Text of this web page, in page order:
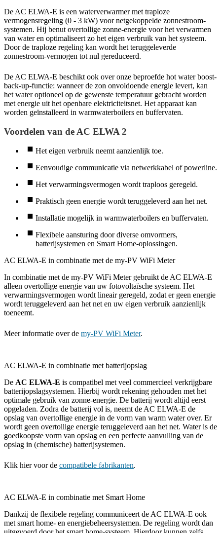
De AC ELWA-E is een waterverwarmer met traploze
vermogensregeling (0 - 3 kW) voor netgekoppelde zonnestroom-
systemen. Hij benut overtollige zonne-energie voor het verwarmen
van water en optimaliseert zo het eigen verbruik van het systeem.
Door de traploze regeling kan wordt het teruggeleverde
zonnestroom-vermogen tot nul gereduceerd.
De AC ELWA-E beschikt ook over onze beproefde hot water boost-
back-up-functie: wanneer de zon onvoldoende energie levert, kan
het water optioneel op de gewenste temperatuur gebracht worden
met energie uit het openbare elektriciteitsnet. Het apparaat kan
worden geïnstalleerd in warmwaterboilers en buffervaten.
Voordelen van de AC ELWA 2
Het eigen verbruik neemt aanzienlijk toe.
Eenvoudige communicatie via netwerkkabel of powerline.
Het verwarmingsvermogen wordt traploos geregeld.
Praktisch geen energie wordt teruggeleverd aan het net.
Installatie mogelijk in warmwaterboilers en buffervaten.
Flexibele aansturing door diverse omvormers,
batterijsystemen en Smart Home-oplossingen.
AC ELWA-E in combinatie met de my-PV WiFi Meter
In combinatie met de my-PV WiFi Meter gebruikt de AC ELWA-E
alleen overtollige energie van uw fotovoltaïsche systeem. Het
verwarmingsvermogen wordt lineair geregeld, zodat er geen energie
wordt teruggeleverd aan het net en uw eigen verbruik aanzienlijk
toeneemt.
Meer informatie over de my-PV WiFi Meter.
AC ELWA-E in combinatie met batterijopslag
De AC ELWA-E is compatibel met veel commercieel verkrijgbare
batterijopslagsystemen. Hierbij wordt rekening gehouden met het
optimale gebruik van zonne-energie. De batterij wordt altijd eerst
opgeladen. Zodra de batterij vol is, neemt de AC ELWA-E de
opslag van overtollige energie in de vorm van warm water over. Er
wordt geen overtollige energie teruggeleverd aan het net. Water is de
goedkoopste vorm van opslag en een perfecte aanvulling van de
opslag in (chemische) batterijsystemen.
Klik hier voor de compatibele fabrikanten.
AC ELWA-E in combinatie met Smart Home
Dankzij de flexibele regeling communiceert de AC ELWA-E ook
met smart home- en energiebeheersystemen. De regeling wordt dan